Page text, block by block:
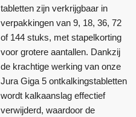
tabletten zijn verkrijgbaar in
verpakkingen van 9, 18, 36, 72
of 144 stuks, met stapelkorting
voor grotere aantallen. Dankzij
de krachtige werking van onze
Jura Giga 5 ontkalkingstabletten
wordt kalkaanslag effectief
verwijderd, waardoor de